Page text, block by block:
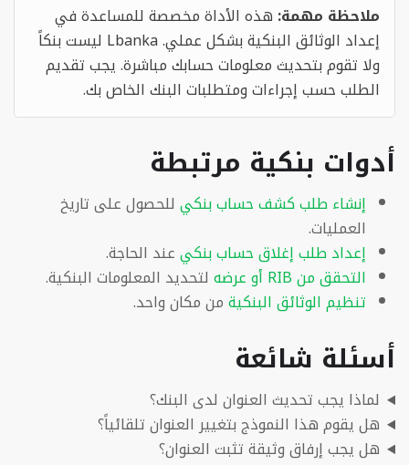
ملاحظة مهمة: هذه الأداة مخصصة للمساعدة في
إعداد الوثائق البنكية بشكل عملي. Lbanka ليست بنكاً
ولا تقوم بتحديث معلومات حسابك مباشرة. يجب تقديم
الطلب حسب إجراءات ومتطلبات البنك الخاص بك.
أدوات بنكية مرتبطة
إنشاء طلب كشف حساب بنكي للحصول على تاريخ
العمليات.
إعداد طلب إغلاق حساب بنكيعند الحاجة.
التحقق من RIB أو عرضه
لتحديد المعلومات البنكية.
تنظيم الوثائق البنكيةمن مكان واحد.
أسئلة شائعة
لماذا يجب تحديث العنوان لدى البنك؟
هل يقوم هذا النموذج بتغيير العنوان تلقائياً؟
هل يجب إرفاق وثيقة تثبت العنوان؟